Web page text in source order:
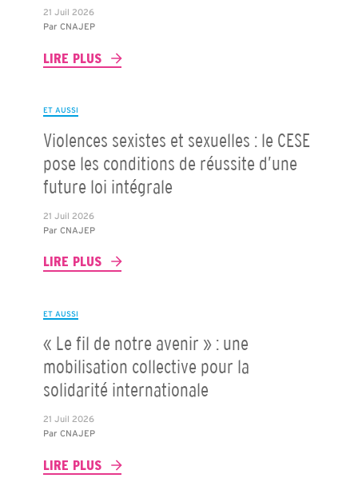
21 Juil 2026
Par CNAJEP
LIRE PLUS
ET AUSSI
Violences sexistes et sexuelles : le CESE
pose les conditions de réussite d’une
future loi intégrale
21 Juil 2026
Par CNAJEP
LIRE PLUS
ET AUSSI
« Le fil de notre avenir » : une
mobilisation collective pour la
solidarité internationale
21 Juil 2026
Par CNAJEP
LIRE PLUS